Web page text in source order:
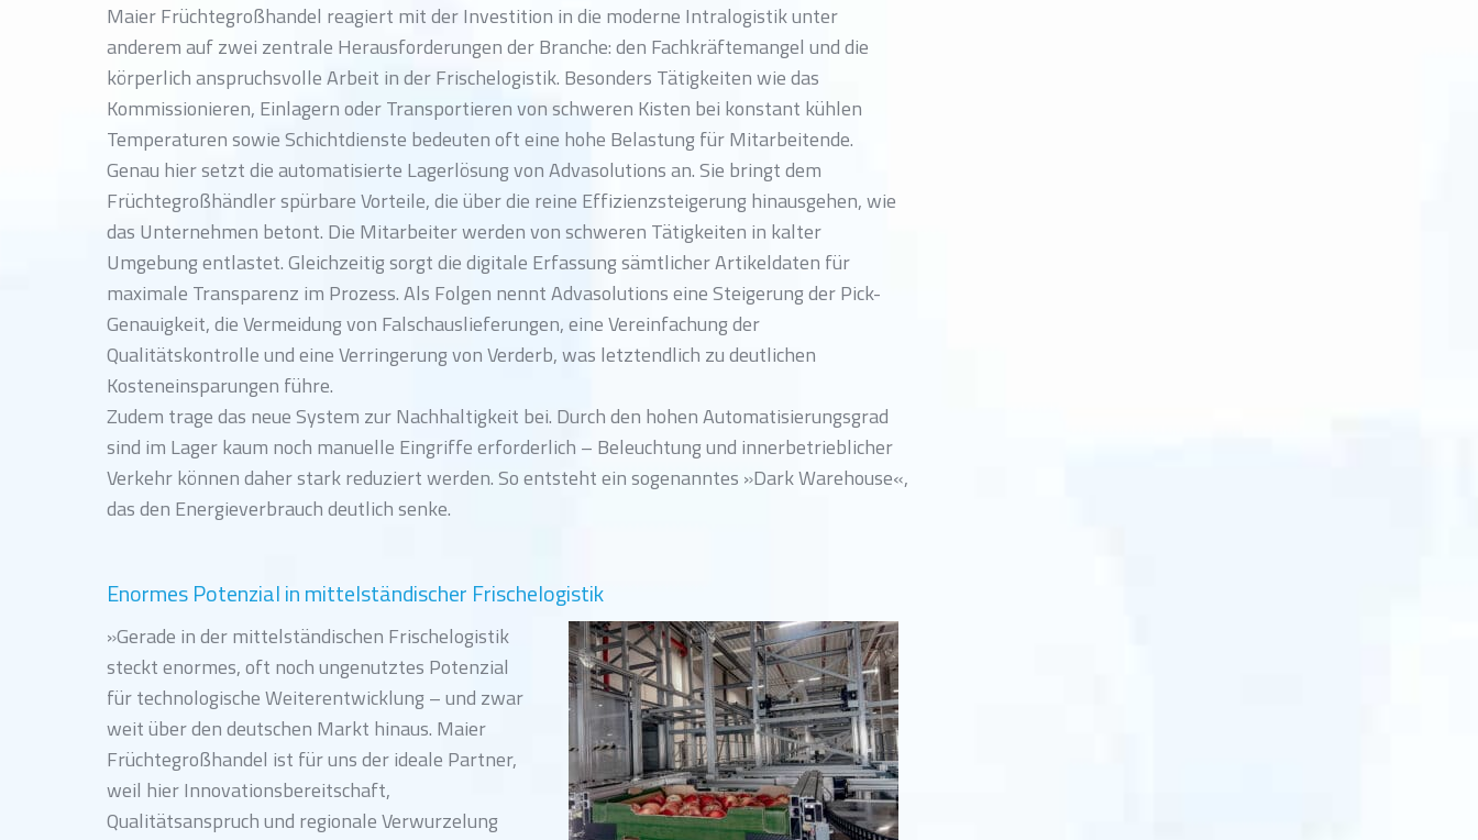
Maier Früchtegroßhandel reagiert mit der Investition in die moderne Intralogistik unter
anderem auf zwei zentrale Herausforderungen der Branche: den Fachkräftemangel und die
körperlich anspruchsvolle Arbeit in der Frischelogistik. Besonders Tätigkeiten wie das
Kommissionieren, Einlagern oder Transportieren von schweren Kisten bei konstant kühlen
Temperaturen sowie Schichtdienste bedeuten oft eine hohe Belastung für Mitarbeitende.
Genau hier setzt die automatisierte Lagerlösung von Advasolutions an. Sie bringt dem
Früchtegroßhändler spürbare Vorteile, die über die reine Effizienzsteigerung hinausgehen, wie
das Unternehmen betont. Die Mitarbeiter werden von schweren Tätigkeiten in kalter
Umgebung entlastet. Gleichzeitig sorgt die digitale Erfassung sämtlicher Artikeldaten für
maximale Transparenz im Prozess. Als Folgen nennt Advasolutions eine Steigerung der Pick-
Genauigkeit, die Vermeidung von Falschauslieferungen, eine Vereinfachung der
Qualitätskontrolle und eine Verringerung von Verderb, was letztendlich zu deutlichen
Kosteneinsparungen führe.
Zudem trage das neue System zur Nachhaltigkeit bei. Durch den hohen Automatisierungsgrad
sind im Lager kaum noch manuelle Eingriffe erforderlich – Beleuchtung und innerbetrieblicher
Verkehr können daher stark reduziert werden. So entsteht ein sogenanntes »Dark Warehouse«,
das den Energieverbrauch deutlich senke.
Enormes Potenzial in mittelständischer Frischelogistik
»Gerade in der mittelständischen Frischelogistik
steckt enormes, oft noch ungenutztes Potenzial
für technologische Weiterentwicklung – und zwar
weit über den deutschen Markt hinaus. Maier
Früchtegroßhandel ist für uns der ideale Partner,
weil hier Innovationsbereitschaft,
Qualitätsanspruch und regionale Verwurzelung